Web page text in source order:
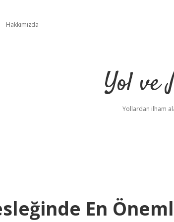
Hakkımızda
Yol ve
Yollardan ilham
En